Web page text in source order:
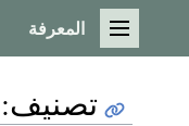
القائمة الرئيسية
المعرفة
تصنيف: